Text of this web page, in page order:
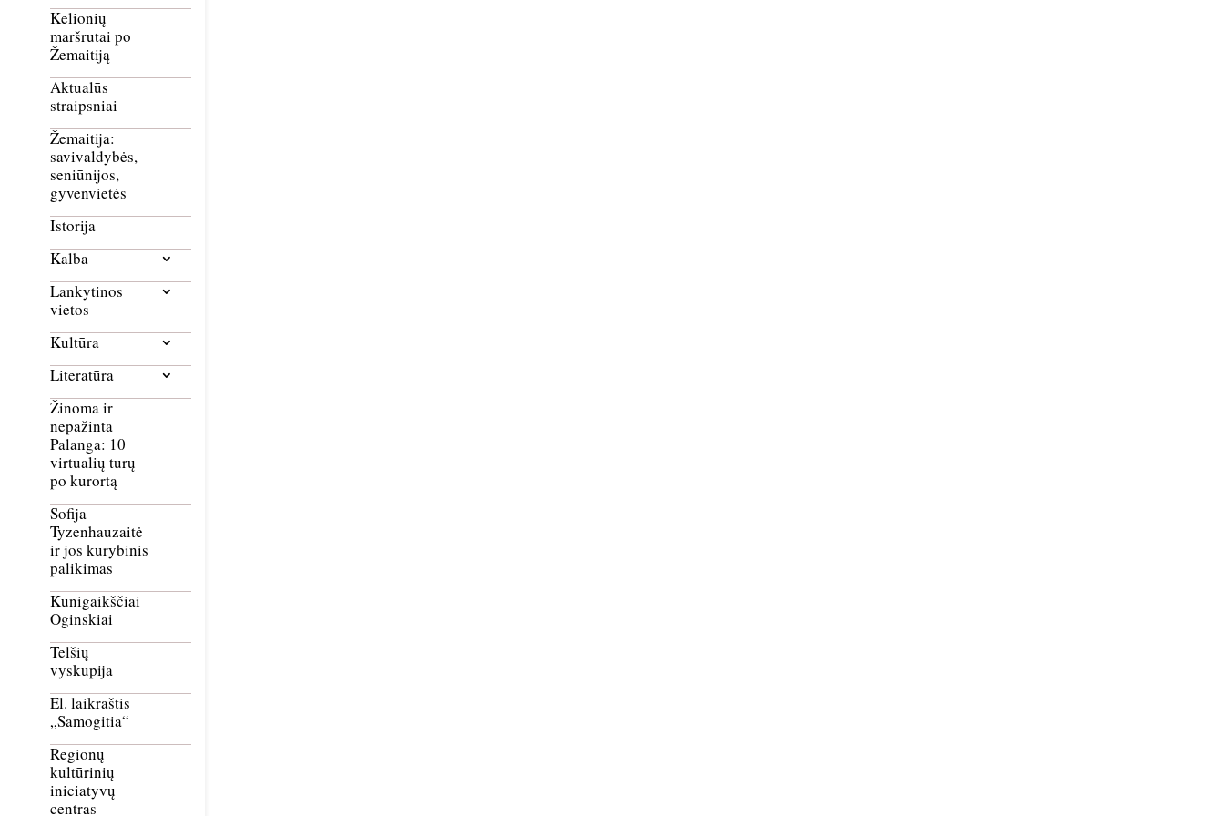
Kelionių
maršrutai po
Žemaitiją
Aktualūs
straipsniai
Žemaitija:
savivaldybės,
seniūnijos,
gyvenvietės
Istorija
Kalba
Lankytinos
vietos
Kultūra
Literatūra
Žinoma ir
nepažinta
Palanga: 10
virtualių turų
po kurortą
Sofija
Tyzenhauzaitė
ir jos kūrybinis
palikimas
Kunigaikščiai
Oginskiai
Telšių
vyskupija
El. laikraštis
„Samogitia“
Regionų
kultūrinių
iniciatyvų
centras